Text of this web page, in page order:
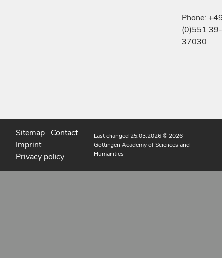
Phone:
(0)551 39-
37030
Sitemap Contact
Imprint
Privacy policy
Last changed 25.03.2026© 2026
Göttingen Academy of Sciences and
Humanities